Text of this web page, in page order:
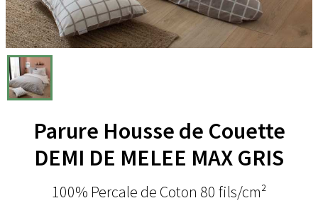
Parure Housse de Couette
DEMI DE MELEE MAX GRIS
100% Percale de Coton 80 fils/cm²